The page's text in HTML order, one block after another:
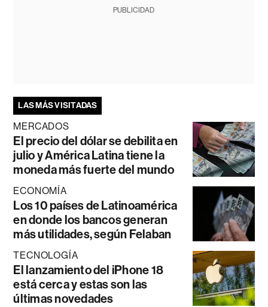
PUBLICIDAD
LAS MÁS VISITADAS
MERCADOS
El precio del dólar se debilita en
julio y América Latina tiene la
moneda más fuerte del mundo
ECONOMÍA
Los 10 países de Latinoamérica
en donde los bancos generan
más utilidades, según Felaban
TECNOLOGÍA
El lanzamiento del iPhone 18
está cerca y estas son las
últimas novedades